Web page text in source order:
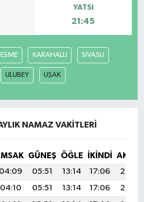
YATSI
21:45
ESME KARAHALLI SİVASLI
ULUBEY UŞAK
NAMAZ VAKITLERI
İMSAK GÜNEŞ ÖĞLE İKINDI
04:09 05:51 13:14 17:06
20:27
04:10 05:51 13:14 17:06
20:26